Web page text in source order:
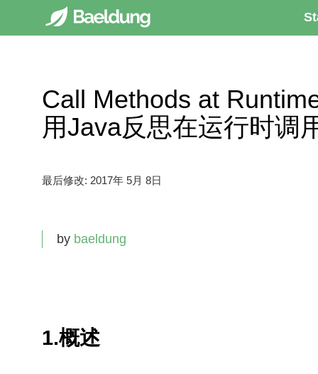
Call Methods at
用Java反思在运行时调
最后修改: 2017年 5月 8日
by baeldung
1.概述